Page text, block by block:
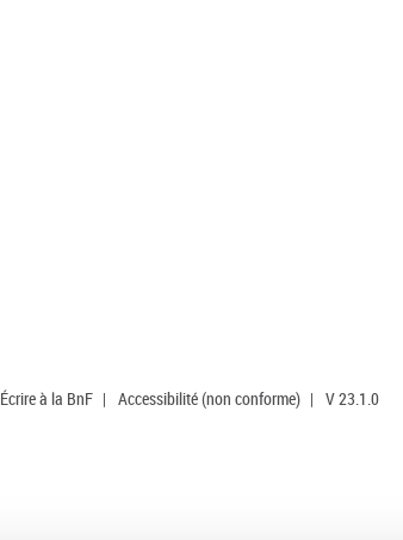
Écrire à la BnF | Accessibilité (non conforme) | V 23.1.0